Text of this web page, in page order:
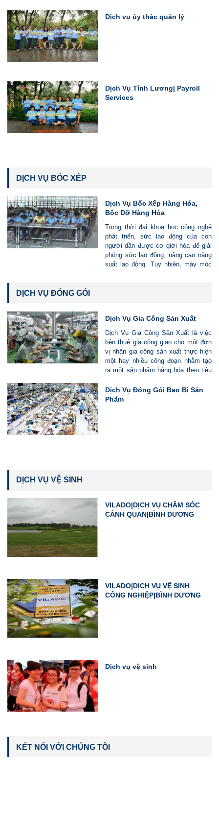
Dịch vụ ủy thác quản lý
Dịch Vụ Tính Lương| Payroll
Services
DỊCH VỤ BÓC XẾP
Dịch Vụ Bốc Xếp Hàng Hóa,
Bốc Dỡ Hàng Hóa
Trong thời đại khoa học công nghệ
phát triển, sức lao động của con
người dần được cơ giới hóa để giải
phóng sức lao động, nâng cao năng
suất lao động. Tuy nhiên, máy móc
Dịch Vụ Bốc Xếp Hàng Hóa, Bốc Dỡ
Hàng Hóa tới quý Công ty
DỊCH VỤ ĐÓNG GÓI
Dịch Vụ Gia Công Sản Xuất
Dịch Vụ Gia Công Sản Xuất là việc
bên thuê gia công giao cho một đơn
vị nhận gia công sản xuất thực hiện
một hay nhiều công đoạn nhằm tạo
ra một sản phẩm hàng hóa theo tiêu
Dịch Vụ Đóng Gói Bao Bì Sản
Phẩm
DỊCH VỤ VỆ SINH
VILADO|DỊCH VỤ CHĂM SÓC
CẢNH QUAN|BÌNH DƯƠNG
VILADO|DỊCH VỤ VỆ SINH
CÔNG NGHIỆP|BÌNH DƯƠNG
Dịch vụ vệ sinh
KẾT NỐI VỚI CHÚNG TÔI